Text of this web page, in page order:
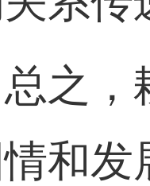
，耕
和发